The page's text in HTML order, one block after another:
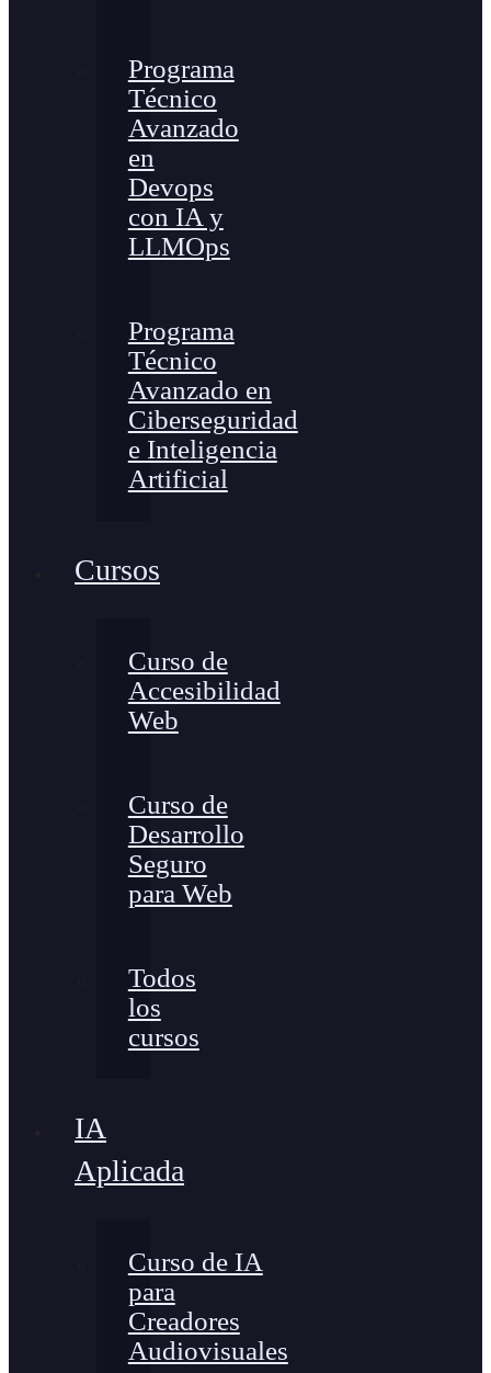
Programa
Técnico
Avanzado
en
Devops
con IA y
LLMOps
Programa
Técnico
Avanzado en
Ciberseguridad
e Inteligencia
Artificial
Cursos
Curso de
Accesibilidad
Web
Curso de
Desarrollo
Seguro
para Web
Todos
los
cursos
IA
Aplicada
Curso de IA
para
Creadores
Audiovisuales